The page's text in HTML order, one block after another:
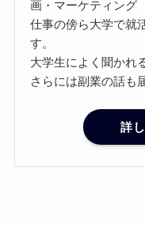
画・マーケティング
仕事の傍ら大学で就
す。
大学生によく聞かれ
さらには副業の話も
詳